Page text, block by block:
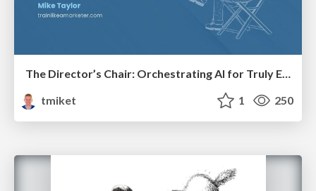
The Director’s Chair: Orchestrating AI for Truly Effective Learning
tmiket
1 250